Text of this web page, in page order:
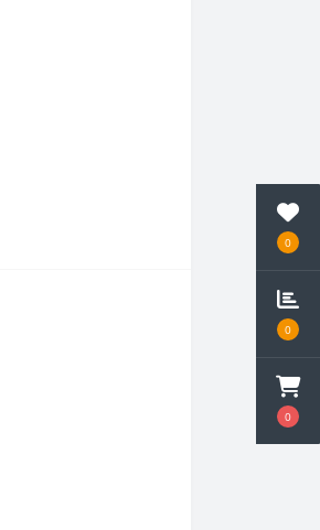
0
0
0